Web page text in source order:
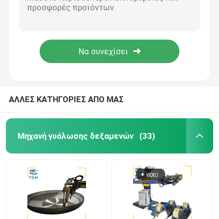
CNC γυαλίζοντας μηχανή
Μηχανή γυάλωσης σύρματος
Μηχανή αυτόματης λαξεύσεως από χάλυβα με
Επεξεργαστής συγκόλλησης
Μηχανή γυάλωσης κυκλικών σωλήνων CE
ΑΛΛΕΣ ΚΑΤΗΓΟΡΙΕΣ ΑΠΟ ΜΑΣ
Μηχανή γυάλωσης δεξαμενών (33)